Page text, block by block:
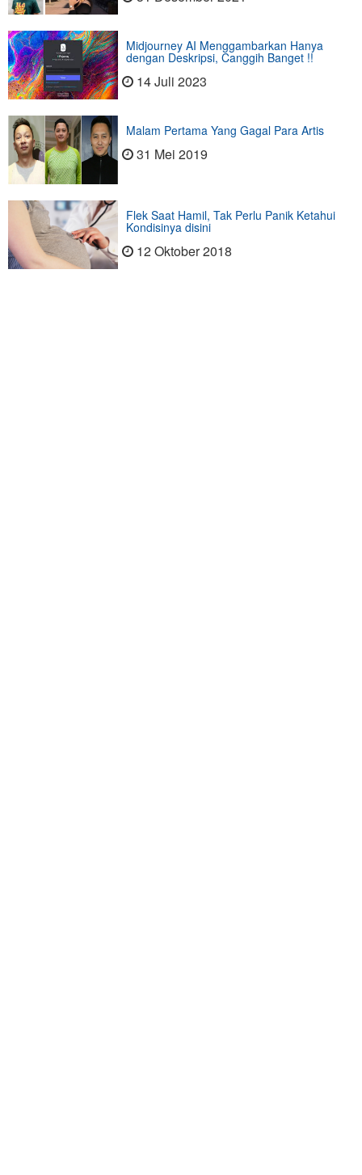
Midjourney AI Menggambarkan Hanya
dengan Deskripsi, Canggih Banget !!
14 Juli 2023
Malam Pertama Yang Gagal Para Artis
31 Mei 2019
Flek Saat Hamil, Tak Perlu Panik Ketahui
Kondisinya disini
12 Oktober 2018